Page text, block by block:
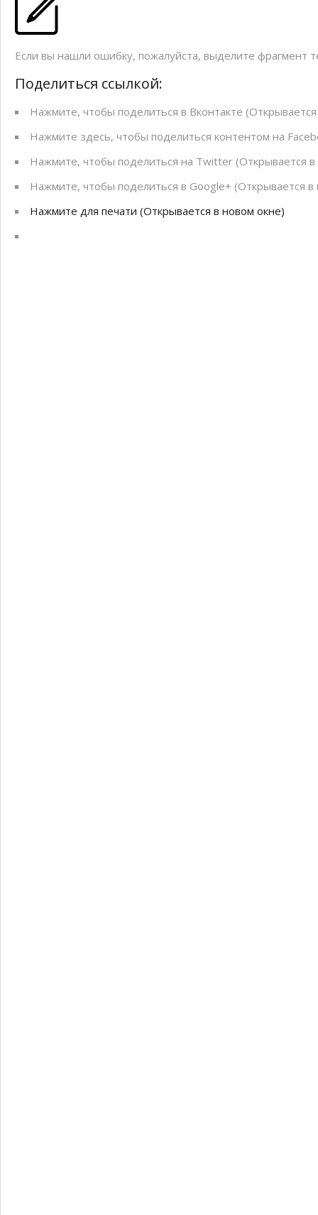
Если вы нашли ошибку, пожалуйста, выделите фрагмент
Поделиться ссылкой:
Нажмите, чтобы поделиться в Вконтакте
Нажмите здесь, чтобы поделиться контентом на
Нажмите, чтобы поделиться на Twitter (Открывается
Нажмите, чтобы поделиться в Google+ (Открывается в
Нажмите для печати (Открывается в новом окне)